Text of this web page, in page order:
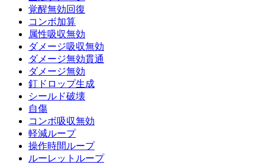
覚醒無効回復
コンボ加算
属性吸収無効
ダメージ吸収無効
ダメージ無効貫通
ダメージ無効
釘ドロップ生成
シールド破壊
自傷
コンボ吸収無効
軽減ループ
操作時間ループ
ルーレットループ